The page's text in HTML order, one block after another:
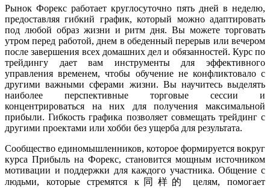
Рынок Форекс работает круглосуточно пять дней в неделю,
предоставляя гибкий график, который можно адаптировать
под любой образ жизни и ритм дня. Вы можете торговать
утром перед работой, днем в обеденный перерыв или вечером
после завершения всех домашних дел и обязанностей. Курс по
трейдингу дает вам инструменты для эффективного
управления временем, чтобы обучение не конфликтовало с
другими важными сферами жизни. Вы научитесь выделять
наиболее перспективные торговые сессии и
концентрироваться на них для получения максимальной
прибыли. Гибкость графика позволяет совмещать трейдинг с
другими проектами или хобби без ущерба для результата.
Сообщество единомышленников, которое формируется вокруг
курса Прибыль на Форекс, становится мощным источником
мотивации и поддержки для каждого участника. Общение с
людьми, которые стремятся к同样的 целям, помогает